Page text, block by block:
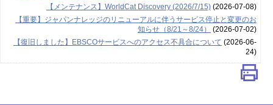
【メンテナンス】WorldCat Discovery (2026/7/15)(2026-07-08)
【重要】ジャパンナレッジのリニューアルに伴うサービス停止と変更のお
知らせ（8/21～8/24）
(2026-07-02)
【復旧しました】EBSCOサービスへのアクセス不具合について (2026-06-
24)